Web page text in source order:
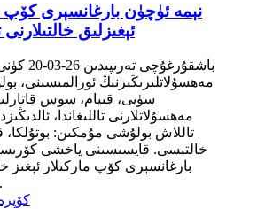
نېمە ئۈچۈن بارغانسېرى كۆپ
ئېغىزلىق خالتىلارنى
باشقۇرغۇچى تەرىپىدىن 26-03-20 كۈنى يېزىلغان
مەھسۇلاتلىرىڭىزنىڭ ئورالمىسىنى،
سۈيى، قىيام، سوس
مەھسۇلاتلارنى تاللىغاندا،
تاللاش بولۇشى مۇمكىن: بوتۇلكا،
خالتىسى. قايسىسىنى ياخشى
بارغانسېرى كۆپ ماركىلار ئېغىز